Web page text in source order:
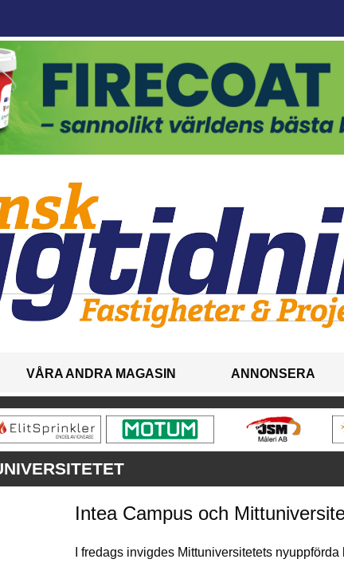
VÅRA ANDRA MAGASIN ANNONSERA
Intea Campus och
I fredags invigdes Mittuniversitetets